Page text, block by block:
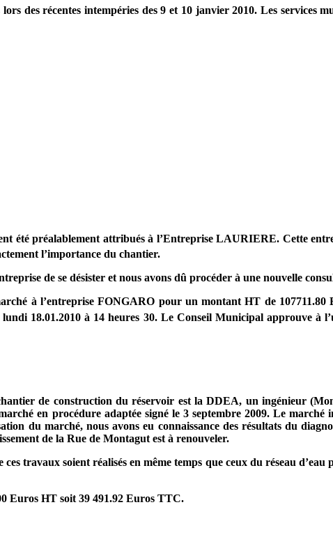
des récentes intempéries des 9 et 10 janvier 2010. Les services
été préalablement attribués à l’Entreprise LAURIERE. Cette
l’importance du chantier.
de se désister et nous avons dû procéder à une nouvelle
à l’entreprise FONGARO pour un montant HT de
18.01.2010 à 14 heures 30. Le Conseil Municipal approuve à
de construction du réservoir est la DDEA, un ingénieur
en procédure adaptée signé le 3 septembre 2009. Le marché
du marché, nous avons eu connaissance des résultats du
de la Rue de Montagut est à renouveler.
travaux soient réalisés en même temps que ceux du réseau d’eau
Euros HT soit 39 491.92 Euros TTC.